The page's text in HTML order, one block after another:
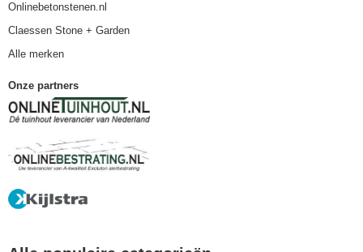
Onlinebetonstenen.nl
Claessen Stone + Garden
Alle merken
Onze partners